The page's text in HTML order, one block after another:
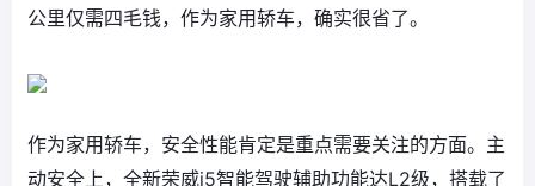
公里仅需四毛钱，作为家用轿车，确实很省了。
作为家用轿车，安全性能肯定是重点需要关注的方面。主
动安全上，全新荣威i5智能驾驶辅助功能达L2级，搭载了